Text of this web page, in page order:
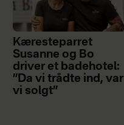
Kæresteparret
Susanne og Bo
driver et badehotel:
”Da vi trådte ind, var
vi solgt”